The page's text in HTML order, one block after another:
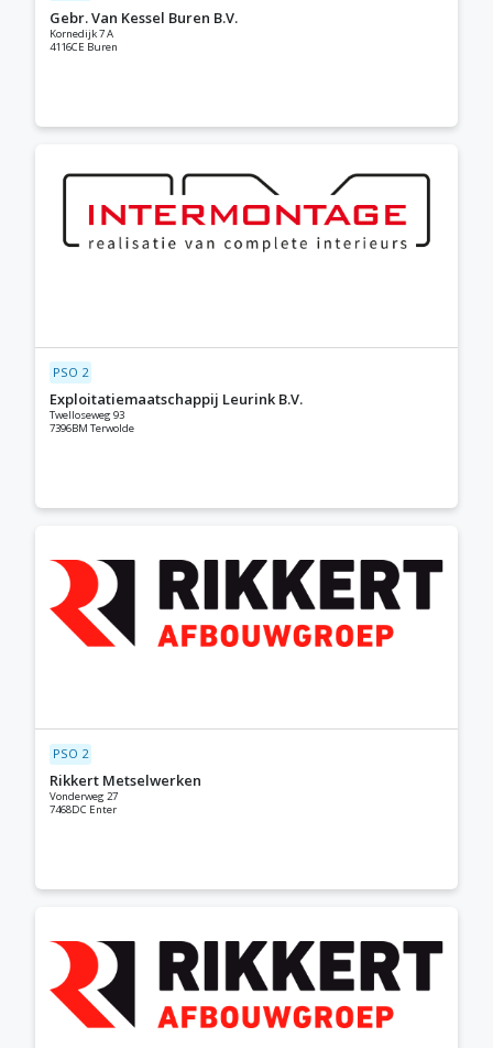
Gebr. Van Kessel Buren B.V.
Kornedijk 7 A
4116CE Buren
PSO 2
Exploitatiemaatschappij Leurink B.V.
Twelloseweg 93
7396BM Terwolde
PSO 2
Rikkert Metselwerken
Vonderweg 27
7468DC Enter